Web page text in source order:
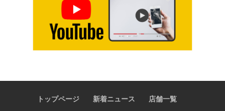
トップページ 新着ニュース 店舗一覧